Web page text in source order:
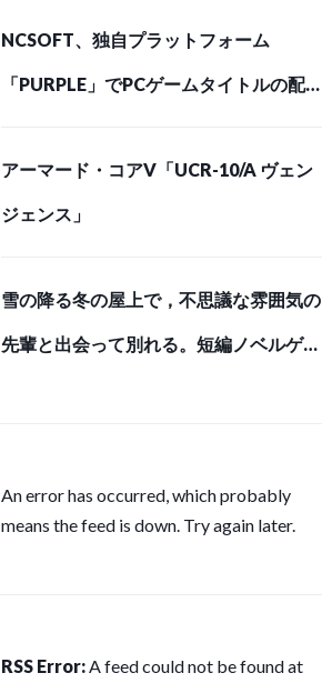
ーに (Social Game Info)
NCSOFT、独自プラットフォーム
「PURPLE」でPCゲームタイトルの配
ーに (Social Game Info)
アーマード・コアV「UCR-10/A ヴェン
ジェンス」
雪の降る冬の屋上で，不思議な雰囲気の
先輩と出会って別れる。短編ノベルゲー
An error has occurred, which probably
means the feed is down. Try again later.
RSS Error:A feed could not be found at